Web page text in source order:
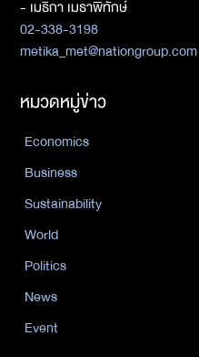
- เมธิกา เมธาพิทักษ์
02-338-3198
metika_met@nationgroup.com
หมวดหมู่ข่าว
Economics
Business
Sustainability
World
Politics
News
Event